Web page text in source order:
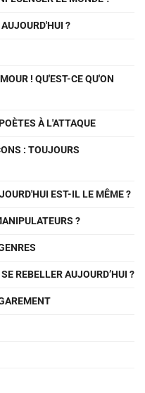
?
! QU'EST-CE QU'ON
À L'ATTAQUE
: TOUJOURS
EST-IL LE MÊME ?
?
REBELLER AUJOURD’HUI ?